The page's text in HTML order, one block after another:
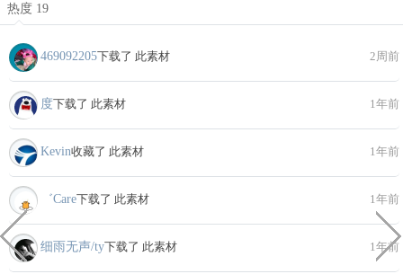
热度 19
469092205下载了 此素材 2周前
度下载了 此素材 1年前
Kevin收藏了 此素材 1年前
゛Care下载了 此素材 1年前
细雨无声/ty下载了 此素材 1年前